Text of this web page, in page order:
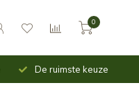
0
De ruimste keuze